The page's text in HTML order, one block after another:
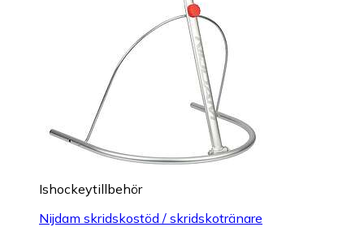
Ishockeytillbehör
Nijdam skridskostöd / skridskotränare